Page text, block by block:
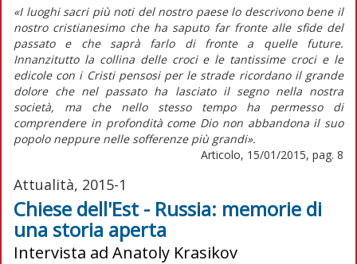
«I luoghi sacri più noti del nostro paese lo descrivono bene il
nostro cristianesimo che ha saputo far fronte alle sfide del
passato e che saprà farlo di fronte a quelle future.
Innanzitutto la collina delle croci e le tantissime croci e le
edicole con i Cristi pensosi per le strade ricordano il grande
dolore che nel passato ha lasciato il segno nella nostra
società, ma che nello stesso tempo ha permesso di
comprendere in profondità come Dio non abbandona il suo
popolo neppure nelle sofferenze più grandi».
Articolo, 15/01/2015, pag. 8
Attualità, 2015-1
Chiese dell'Est - Russia: memorie di
una storia aperta
Intervista ad Anatoly Krasikov